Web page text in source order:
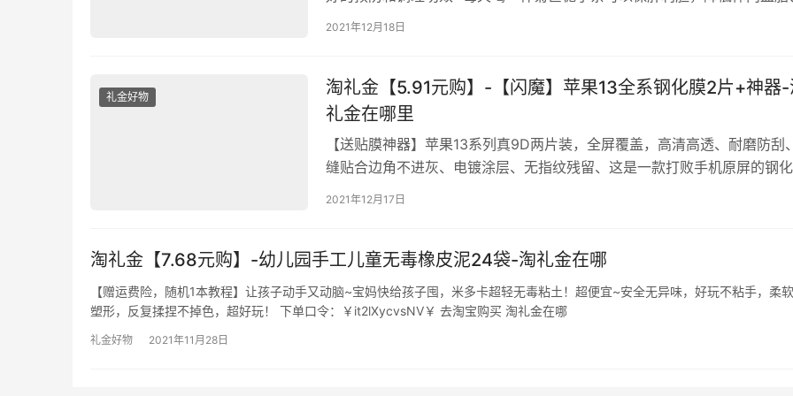
血糖的含量，多多益处，养生必备茶！ 下单口令：￥v2Bg2agczMW￥ 领
2021年12月18日
礼金好物
淘礼金【5.91元购】-【闪魔】苹果13全系钢化膜2片+神器-
礼金在哪里
【送贴膜神器】苹果13系列真9D两片装，全屏覆盖，高清高透、耐磨防刮
缝贴合边角不进灰、电镀涂层、无指纹残留、这是一款打败手机原屏的钢化
膜！【贴坏包赔】 下单口令：￥F0JH2ab1rmP￥ 领淘礼金下单
2021年12月17日
淘礼金【7.68元购】-幼儿园手工儿童无毒橡皮泥24袋-淘礼金在哪
【赠运费险，随机1本教程】让孩子动手又动脑~宝妈快给孩子囤，米多卡超轻无毒粘土！超便宜~安全无异味，好玩不粘手，柔
塑形，反复揉捏不掉色，超好玩！ 下单口令：￥it2lXycvsNV￥ 去淘宝购买 淘礼金在哪
礼金好物 2021年11月28日